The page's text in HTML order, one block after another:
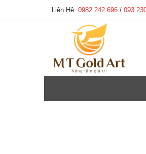
to
Liên Hệ: 0982.242.696 /